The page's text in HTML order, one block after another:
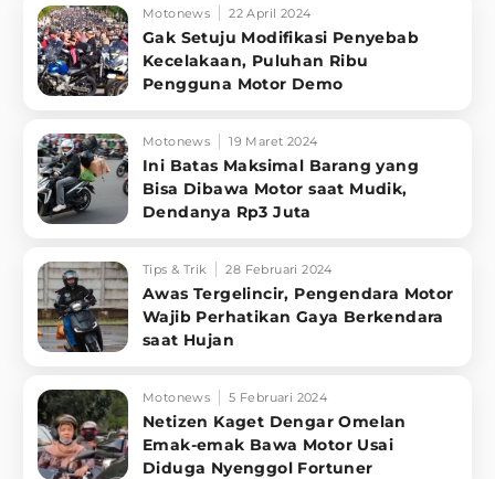
Motonews 22 April 2024
Gak Setuju Modifikasi Penyebab
Kecelakaan, Puluhan Ribu
Pengguna Motor Demo
Motonews 19 Maret 2024
Ini Batas Maksimal Barang yang
Bisa Dibawa Motor saat Mudik,
Dendanya Rp3 Juta
Tips & Trik 28 Februari 2024
Awas Tergelincir, Pengendara Motor
Wajib Perhatikan Gaya Berkendara
saat Hujan
Motonews 5 Februari 2024
Netizen Kaget Dengar Omelan
Emak-emak Bawa Motor Usai
Diduga Nyenggol Fortuner